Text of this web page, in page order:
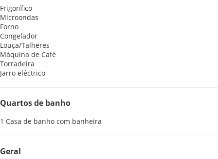
Frigorífico
Microondas
Forno
Congelador
Louça/Talheres
Máquina de Café
Torradeira
Jarro eléctrico
Quartos de banho
1 Casa de banho com banheira
Geral